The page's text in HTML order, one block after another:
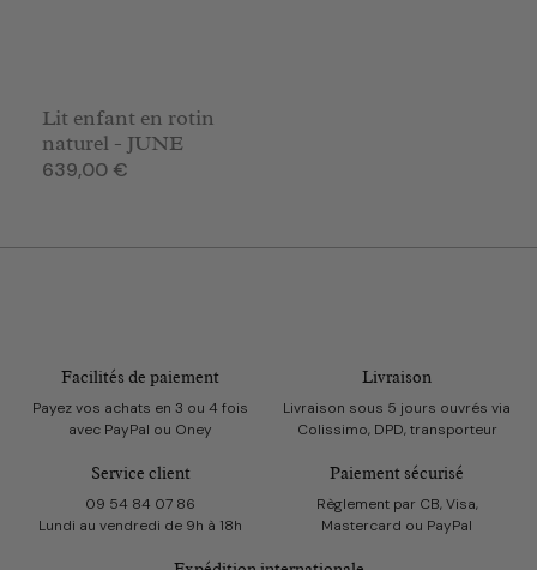
Lit enfant en rotin
naturel - JUNE
Prix
639,00 €
Facilités de paiement
Payez vos achats en 3 ou 4 fois
avec PayPal ou Oney
Livraison
Livraison sous 5 jours ouvrés via
Colissimo, DPD, transporteur
Service client
09 54 84 07 86
Lundi au vendredi de 9h à 18h
Paiement sécurisé
Règlement par CB, Visa,
Mastercard ou PayPal